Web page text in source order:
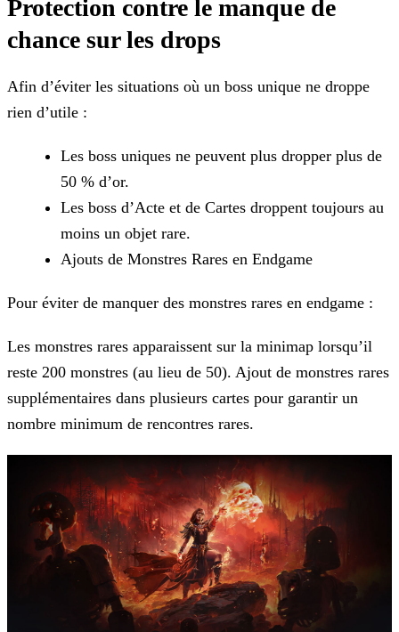
Protection contre le manque de
chance sur les drops
Afin d’éviter les situations où un boss unique ne droppe
rien d’utile :
Les boss uniques ne peuvent plus dropper plus de
50 % d’or.
Les boss d’Acte et de Cartes droppent toujours au
moins un objet rare.
Ajouts de Monstres Rares en Endgame
Pour éviter de manquer des monstres rares en endgame :
Les monstres rares apparaissent sur la minimap lorsqu’il
reste 200 monstres (au lieu de 50). Ajout de monstres rares
supplémentaires dans plusieurs cartes pour garantir un
nombre minimum de rencontres rares.